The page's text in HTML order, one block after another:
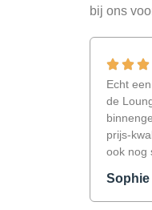
bij ons
Echt
de
prijs-
ook nog
Sophie